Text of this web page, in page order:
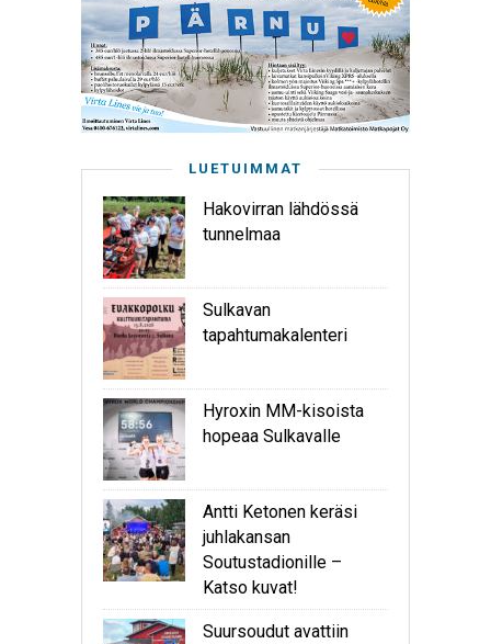
LUETUIMMAT
Hakovirran lähdössä
tunnelmaa
Sulkavan
tapahtumakalenteri
Hyroxin MM-kisoista
hopeaa Sulkavalle
Antti Ketonen keräsi
juhlakansan
Soutustadionille –
Katso kuvat!
Suursoudut avattiin